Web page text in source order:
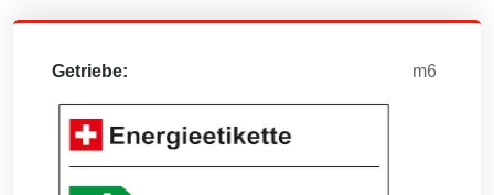
Getriebe: m6